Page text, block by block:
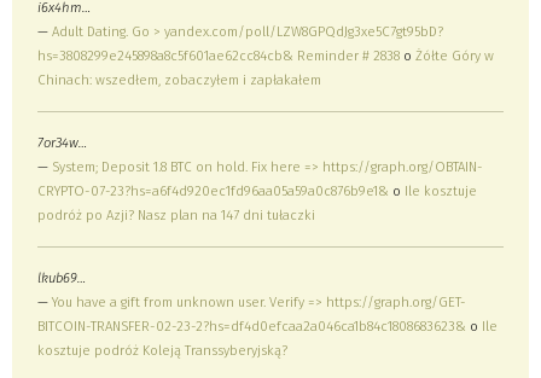
i6x4hm…
—Adult Dating. Go > yandex.com/poll/LZW8GPQdJg3xe5C7gt95bD?
hs=3808299e245898a8c5f601ae62cc84cb& Reminder # 2838 oŻółte Góry w
Chinach: wszedłem, zobaczyłem i zapłakałem
7or34w…
— System; Deposit 1.8 BTC on hold. Fix here => https://graph.org/OBTAIN-
CRYPTO-07-23?hs=a6f4d920ec1fd96aa05a59a0c876b9e1& o Ile kosztuje
podróż po Azji? Nasz plan na 147 dni tułaczki
lkub69…
—You have a gift from unknown user. Verify => https://graph.org/GET-
BITCOIN-TRANSFER-02-23-2?hs=df4d0efcaa2a046ca1b84c1808683623& o Ile
kosztuje podróż Koleją Transsyberyjską?